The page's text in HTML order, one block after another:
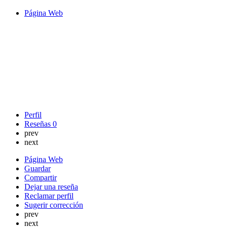
Página Web
Perfil
Reseñas 0
prev
next
Página Web
Guardar
Compartir
Dejar una reseña
Reclamar perfil
Sugerir corrección
prev
next